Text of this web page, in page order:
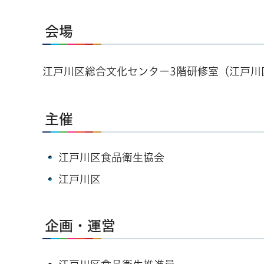
会場
江戸川区総合文化センター3階研修室（江戸川
主催
江戸川区食品衛生協会
江戸川区
企画・運営